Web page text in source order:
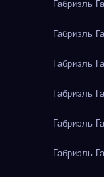
Габриэль
Габриэль
Габриэль
Габриэль
Габриэль
Габриэль